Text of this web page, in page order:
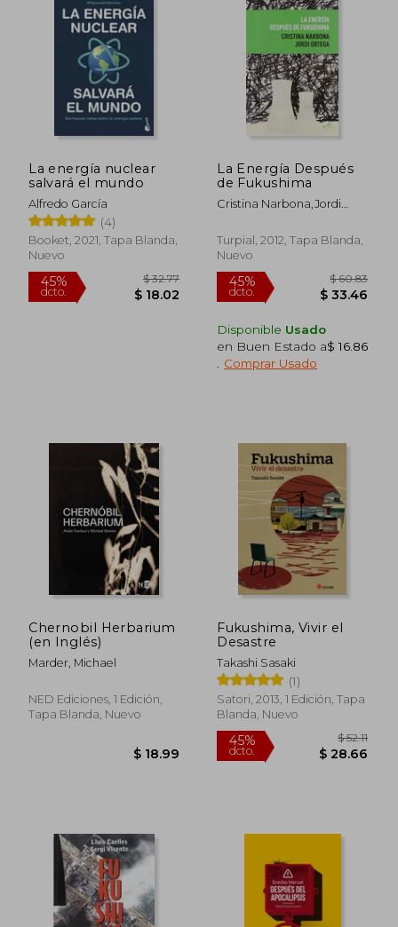
La energía nuclear
salvará el mundo
Alfredo García
(4)
Booket, 2021, Tapa Blanda,
Nuevo
La Energía Después
de Fukushima
Cristina Narbona,Jordi
Turpial, 2012, Tapa Blanda,
Nuevo
Disponible Usado
en Buen Estado a$ 16.86
Comprar Usado
Chernobil Herbarium
(en Inglés)
Marder, Michael
NED Ediciones, 1 Edición,
Tapa Blanda, Nuevo
$ 18.99
Fukushima, Vivir el
Desastre
Takashi Sasaki
(1)
Satori, 2013, 1 Edición, Tapa
Blanda, Nuevo
45%
dcto.